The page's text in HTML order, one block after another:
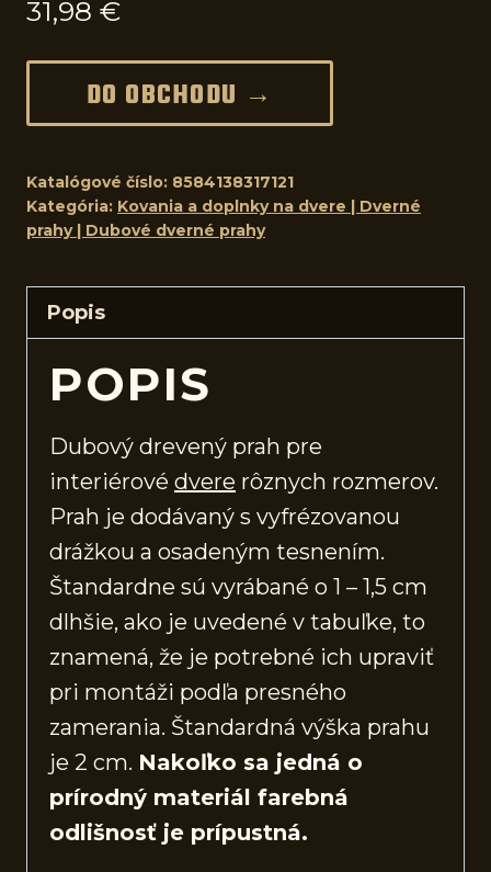
31,98 €
DO OBCHODU →
Katalógové číslo: 8584138317121
Kategória: Kovania a doplnky na dvere | Dverné
prahy | Dubové dverné prahy
Popis
POPIS
Dubový drevený prah pre
interiérové dvere rôznych rozmerov.
Prah je dodávaný s vyfrézovanou
drážkou a osadeným tesnením.
Štandardne sú vyrábané o 1 – 1,5 cm
dlhšie, ako je uvedené v tabuľke, to
znamená, že je potrebné ich upraviť
pri montáži podľa presného
zamerania. Štandardná výška prahu
je 2 cm. Nakoľko sa jedná o
prírodný materiál farebná
odlišnosť je prípustná.